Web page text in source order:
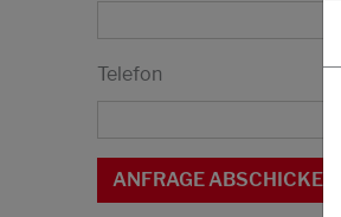
Telefon